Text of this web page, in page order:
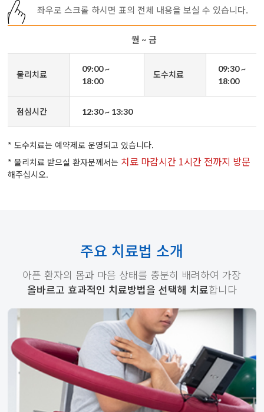
좌우로 스크롤 하시면 표의 전체 내용을 보실 수 있습니다.
월 ~ 금
물리치료
09:00 ~
18:00
도수치료
09:30 ~
18:00
점심시간 12:30 ~ 13:30
* 도수치료는 예약제로 운영되고 있습니다.
* 물리치료 받으실 환자분께서는 치료 마감시간 1시간 전까지 방문
해주십시오.
주요 치료법 소개
아픈 환자의 몸과 마음 상태를 충분히 배려하여 가장
올바르고 효과적인 치료방법을 선택해 치료합니다